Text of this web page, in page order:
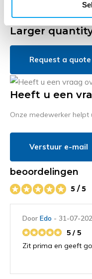
Verkrijgbaar in
Larger
Request a quote
Heeft u een
Onze medewerker
Verstuur e-mail
beoordelingen
5 / 5
Door Edo - 31-07-
5 / 5
Zit prima en geeft